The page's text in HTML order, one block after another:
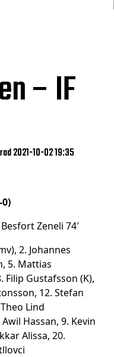
– IF
2021-10-02 19:35
Besfort Zeneli 74′
2. Johannes
5. Mattias
Gustafsson (K),
12. Stefan
Lind
Hassan, 9. Kevin
Alissa, 20.